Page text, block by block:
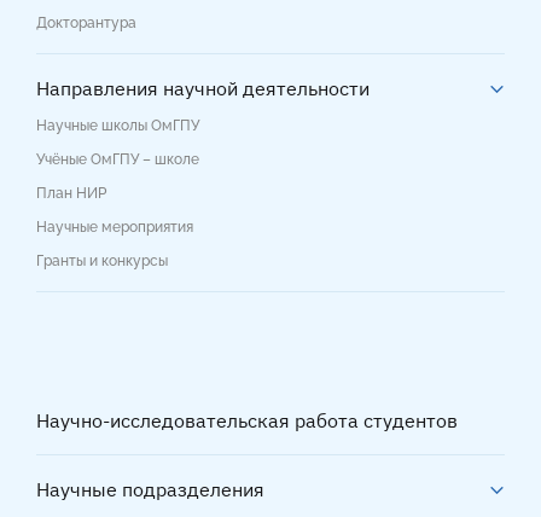
Докторантура
Направления научной деятельности
Научные школы ОмГПУ
Учёные ОмГПУ – школе
План НИР
Научные мероприятия
Гранты и конкурсы
Научно-исследовательская работа студентов
Научные подразделения